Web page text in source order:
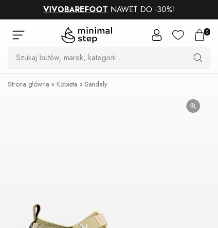
VIVOBAREFOOT NAWET DO -30%!
0
Wyszukiwarka
produktów
Strona główna » Kobieta » Sandały